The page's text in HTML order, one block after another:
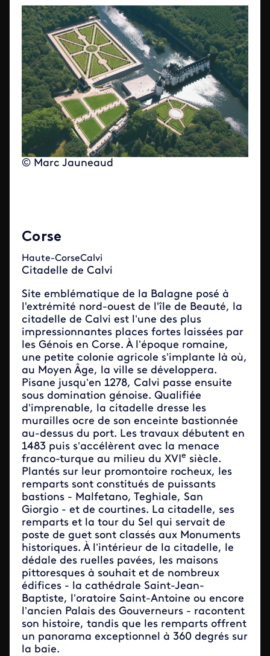
© Marc Jauneaud
Corse
Haute-CorseCalvi
Citadelle de Calvi
Site emblématique de la Balagne posé à
l'extrémité nord-ouest de l'île de Beauté, la
citadelle de Calvi est l’une des plus
impressionnantes places fortes laissées par
les Génois en Corse. À l’époque romaine,
une petite colonie agricole s’implante là où,
au Moyen Âge, la ville se développera.
Pisane jusqu’en 1278, Calvi passe ensuite
sous domination génoise. Qualifiée
d’imprenable, la citadelle dresse les
murailles ocre de son enceinte bastionnée
au-dessus du port. Les travaux débutent en
1483 puis s’accélèrent avec la menace
franco-turque au milieu du XVI e siècle.
Plantés sur leur promontoire rocheux, les
remparts sont constitués de puissants
bastions - Malfetano, Teghiale, San
Giorgio - et de courtines. La citadelle, ses
remparts et la tour du Sel qui servait de
poste de guet sont classés aux Monuments
historiques. À l’intérieur de la citadelle, le
dédale des ruelles pavées, les maisons
pittoresques à souhait et de nombreux
édifices - la cathédrale Saint-Jean-
Baptiste, l’oratoire Saint-Antoine ou encore
l’ancien Palais des Gouverneurs - racontent
son histoire, tandis que les remparts offrent
un panorama exceptionnel à 360 degrés sur
la baie.